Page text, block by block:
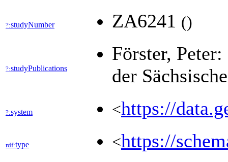
?:studyNumber ZA6241 ()
?:studyPublications
Förster,
der
?:system <https://
rdf:type <https://